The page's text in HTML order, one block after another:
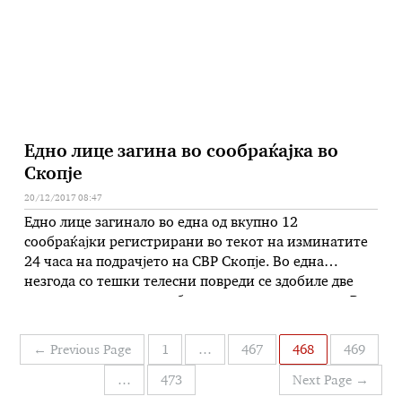
Едно лице загина во сообраќајка во
Скопје
20/12/2017 08:47
Едно лице загинало во една од вкупно 12
сообраќајки регистрирани во текот на изминатите
24 часа на подрачјето на СВР Скопје. Во една
незгода со тешки телесни повреди се здобиле две
МВР информираат дека вчера сообраќајната
полиција открила …
Навигација
← Previous Page 1 … 467 468 469
… 473 Next Page →